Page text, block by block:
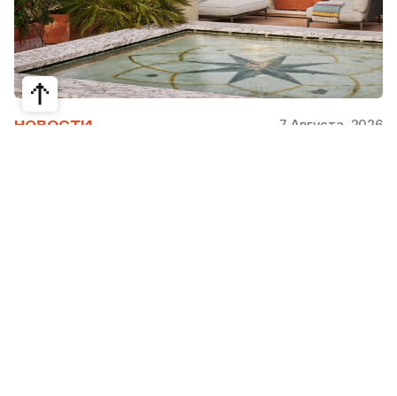
НОВОСТИ 7 Августа, 2026